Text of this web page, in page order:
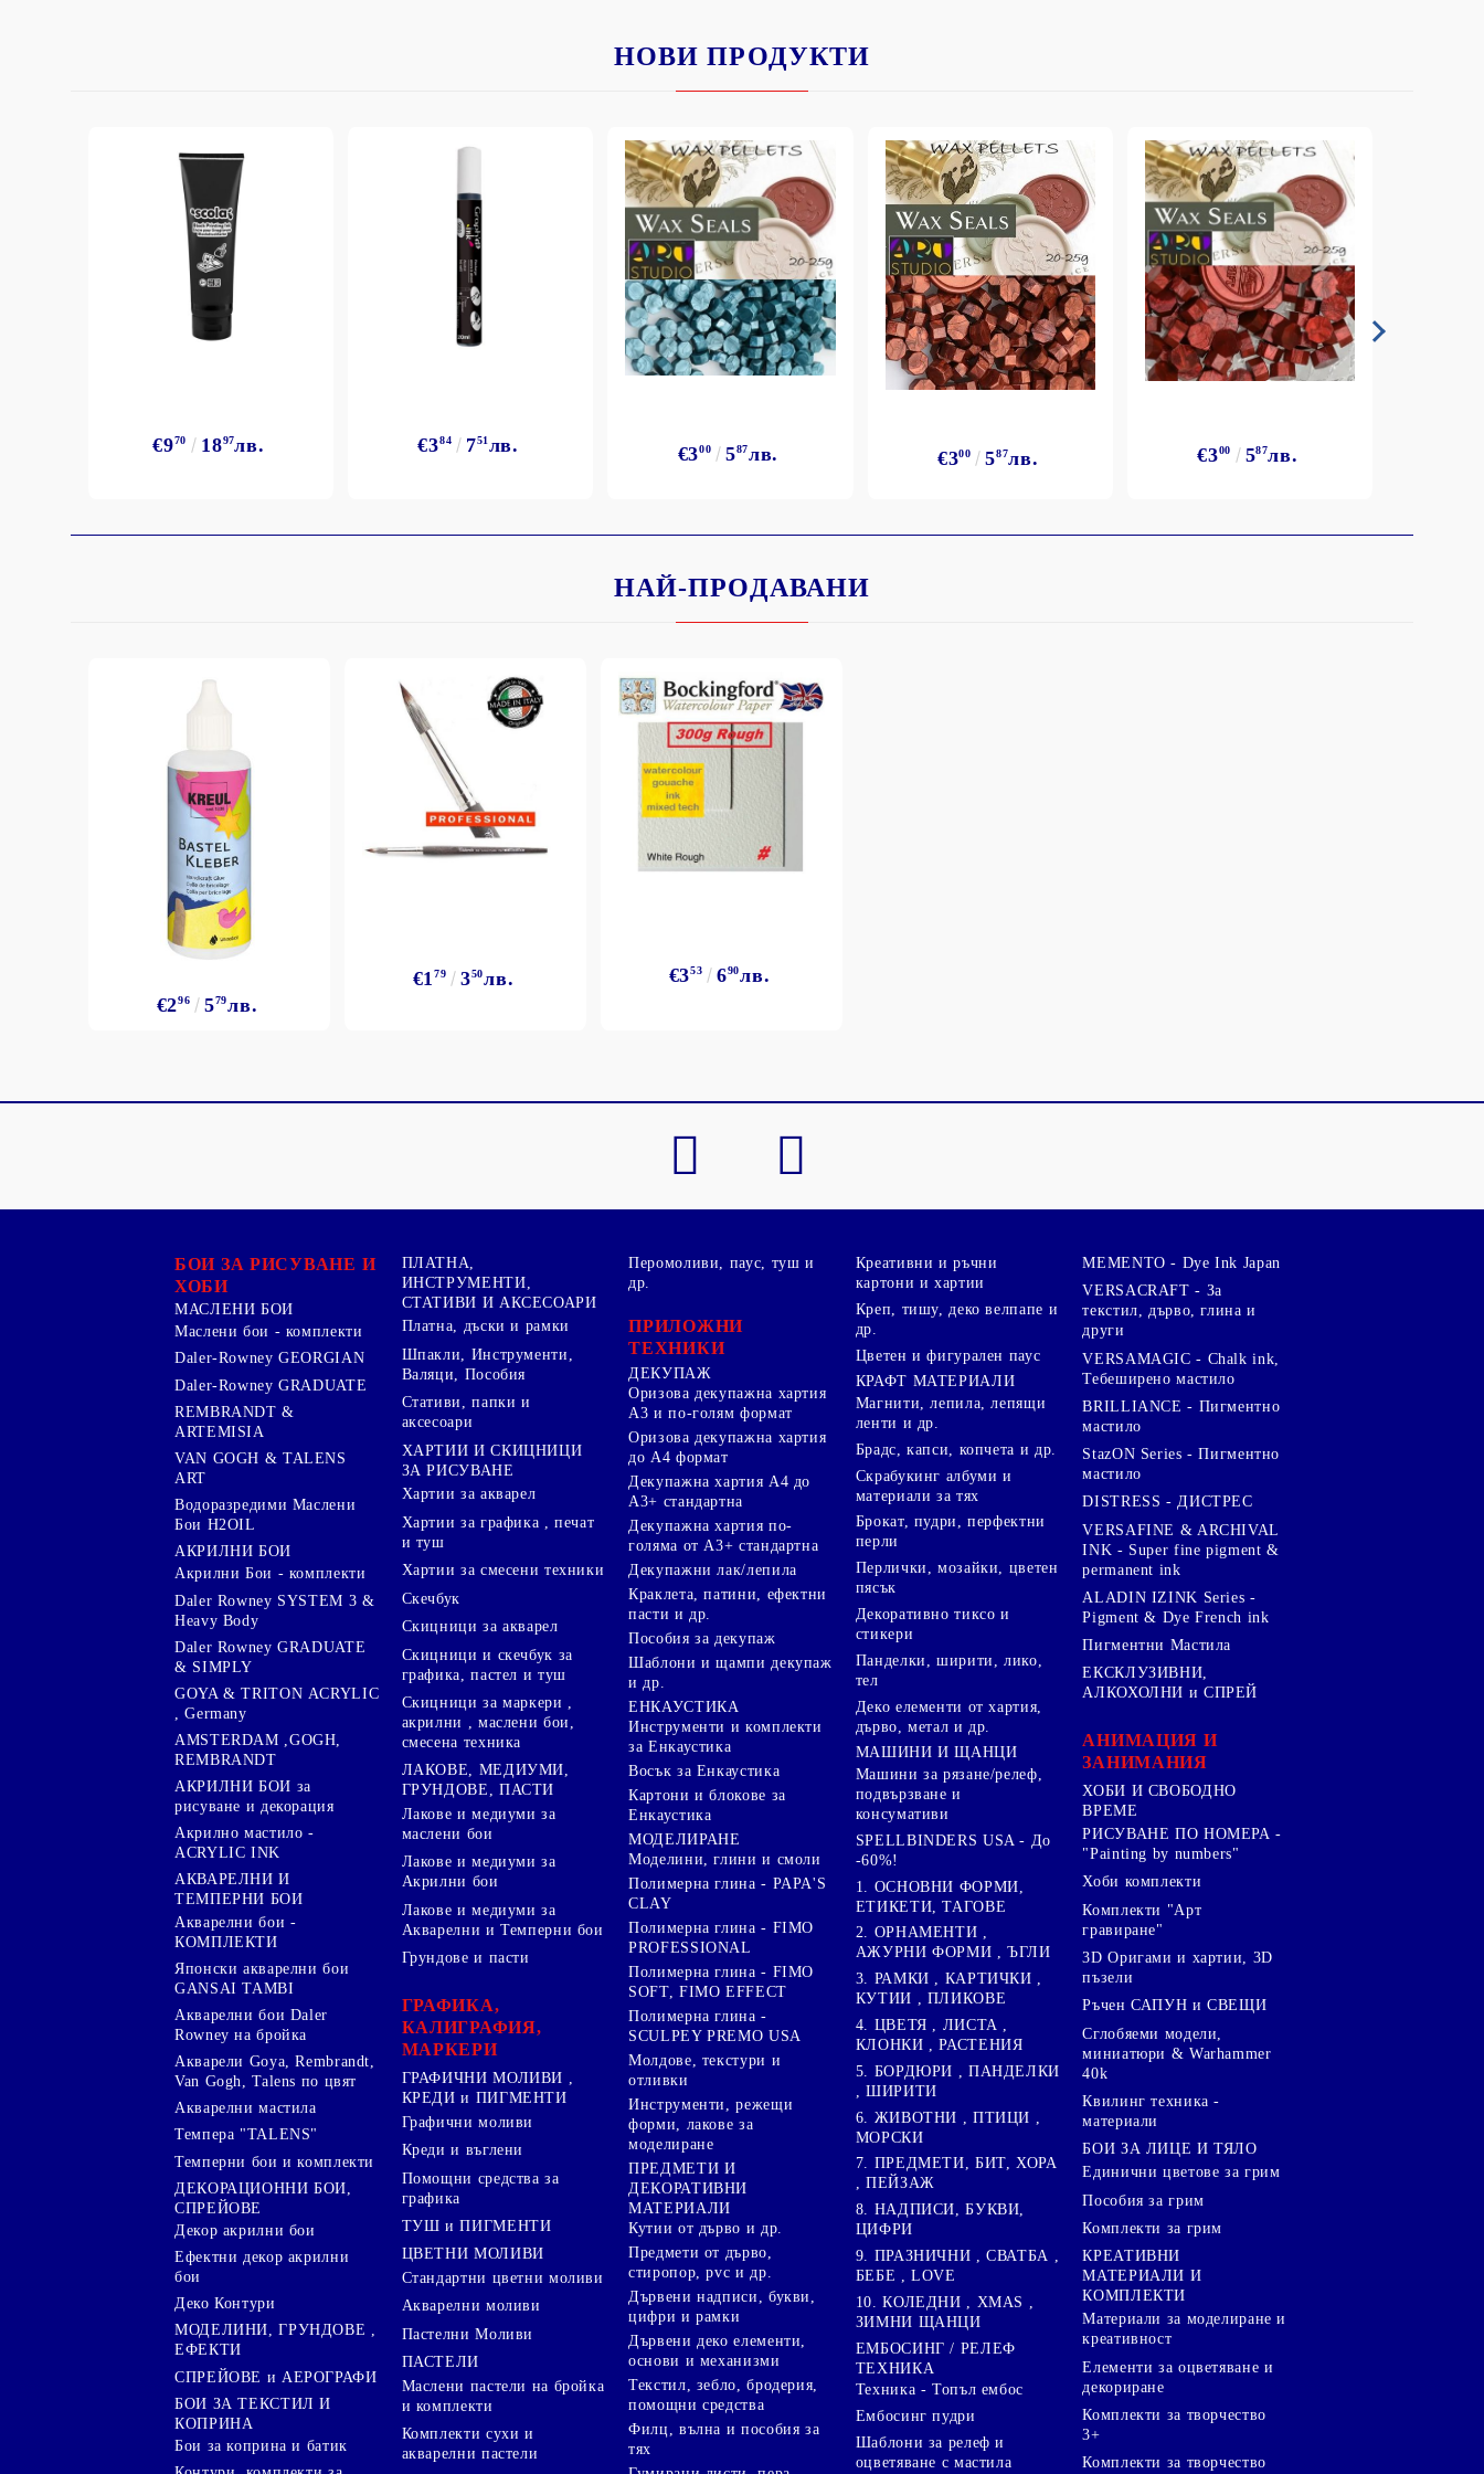
Моят профил
Регистрация
BGN
Пигментни Мастила
ЕКСКЛУЗИВНИ, АЛКОХОЛНИ и
НОВИ ПРОДУКТИ
€970 1897лв. €384 751лв. €300 587лв. €300 587лв. €300 587лв.
НАЙ-ПРОДАВАНИ
€296 579лв.
€179 350лв. €353 690лв.
БОИ ЗА РИСУВАНЕ И
ХОБИ
МАСЛЕНИ БОИ
Маслени бои - комплекти
Daler-Rowney GEORGIAN
Daler-Rowney GRADUATE
REMBRANDT &
ARTEMISIA
VAN GOGH & TALENS
ART
Водоразредими Маслени
Бои H2OIL
АКРИЛНИ БОИ
Акрилни Бои - комплекти
Daler Rowney SYSTEM 3 &
Heavy Body
Daler Rowney GRADUATE
& SIMPLY
GOYA & TRITON АCRYLIC
, Germany
AMSTERDAM ,GOGH,
REMBRANDT
АКРИЛНИ БОИ за
рисуване и декорация
Акрилно мастило -
ACRYLIC INK
АКВАРЕЛНИ И
ТЕМПЕРНИ БОИ
Акварелни бои -
КОМПЛЕКТИ
Японски акварелни бои
GANSAI TAMBI
Акварелни бои Daler
Rowney на бройка
Акварели Goya, Rembrandt,
Van Gogh, Talens по цвят
Акварелни мастила
Темпера "TALENS"
Темперни бои и комплекти
ДЕКОРАЦИОННИ БОИ,
СПРЕЙОВЕ
Декор акрилни бои
Ефектни декор акрилни
бои
Деко Контури
МОДЕЛИНИ, ГРУНДОВЕ ,
ЕФЕКТИ
СПРЕЙОВЕ и АЕРОГРАФИ
БОИ ЗА ТЕКСТИЛ И
КОПРИНА
Бои за коприна и батик
ПЛАТНА,
ИНСТРУМЕНТИ,
СТАТИВИ И АКСЕСОАРИ
Платна, дъски и рамки
Шпакли, Инструменти,
Валяци, Пособия
Стативи, папки и
аксесоари
ХАРТИИ И СКИЦНИЦИ
ЗА РИСУВАНЕ
Хартии за акварел
Хартии за графика , печат
и туш
Хартии за смесени техники
Скечбук
Скицници за акварел
Скицници и скечбук за
графика, пастел и туш
Скицници за маркери ,
акрилни , маслени бои,
смесена техника
ЛАКОВЕ, МЕДИУМИ,
ГРУНДОВЕ, ПАСТИ
Лакове и медиуми за
маслени бои
Лакове и медиуми за
Акрилни бои
Лакове и медиуми за
Акварелни и Темперни бои
Грундове и пасти
ГРАФИКА,
КАЛИГРАФИЯ,
МАРКЕРИ
ГРАФИЧНИ МОЛИВИ ,
КРЕДИ и ПИГМЕНТИ
Графични моливи
Креди и въглени
Помощни средства за
графика
ТУШ и ПИГМЕНТИ
ЦВЕТНИ МОЛИВИ
Стандартни цветни моливи
Акварелни моливи
Пастелни Моливи
ПАСТЕЛИ
Маслени пастели на бройка
и комплекти
Комплекти сухи и
акварелни пастели
Перомоливи, паус, туш и
др.
ПРИЛОЖНИ
ТЕХНИКИ
ДЕКУПАЖ
Оризова декупажна хартия
А3 и по-голям формат
Оризова декупажна хартия
до А4 формат
Декупажна хартия А4 до
А3+ стандартна
Декупажна хартия по-
голяма от А3+ стандартна
Декупажни лак/лепила
Краклета, патини, ефектни
пасти и др.
Пособия за декупаж
Шаблони и щампи декупаж
и др.
ЕНКАУСТИКА
Инструменти и комплекти
за Енкаустика
Восък за Енкаустика
Картони и блокове за
Енкаустика
МОДЕЛИРАНЕ
Моделини, глини и смоли
Полимерна глина - PAPA'S
CLAY
Полимерна глина - FIMO
PROFESSIONAL
Полимерна глина - FIMO
SOFT, FIMO EFFECT
Полимерна глина -
SCULPEY PREMO USA
Молдове, текстури и
отливки
Инструменти, режещи
форми, лакове за
моделиране
ПРЕДМЕТИ И
ДЕКОРАТИВНИ
МАТЕРИАЛИ
Кутии от дърво и др.
Предмети от дърво,
стиропор, pvc и др.
Дървени надписи, букви,
цифри и рамки
Дървени деко елементи,
основи и механизми
Текстил, зебло, бродерия,
помощни средства
Филц, вълна и пособия за
тях
Креативни и ръчни
картони и хартии
Креп, тишу, деко велпапе и
др.
Цветен и фигурален паус
КРАФТ МАТЕРИАЛИ
Магнити, лепила, лепящи
ленти и др.
Брадс, капси, копчета и др.
Скрабукинг албуми и
материали за тях
Брокат, пудри, перфектни
перли
Перлички, мозайки, цветен
пясък
Декоративно тиксо и
стикери
Панделки, ширити, лико,
тел
Деко елементи от хартия,
дърво, метал и др.
МАШИНИ И ЩАНЦИ
Машини за рязане/релеф,
подвързване и
консумативи
SPELLBINDERS USA - До
-60%!
1. ОСНОВНИ ФОРМИ,
ЕТИКЕТИ, ТАГОВЕ
2. ОРНАМЕНТИ ,
АЖУРНИ ФОРМИ , ЪГЛИ
3. РАМКИ , КАРТИЧКИ ,
КУТИИ , ПЛИКОВЕ
4. ЦВЕТЯ , ЛИСТА ,
КЛОНКИ , РАСТЕНИЯ
5. БОРДЮРИ , ПАНДЕЛКИ
, ШИРИТИ
6. ЖИВОТНИ , ПТИЦИ ,
МОРСКИ
7. ПРЕДМЕТИ, БИТ, ХОРА
, ПЕЙЗАЖ
8. НАДПИСИ, БУКВИ,
ЦИФРИ
9. ПРАЗНИЧНИ , СВАТБА ,
БЕБЕ , LOVE
10. КОЛЕДНИ , XMAS ,
ЗИМНИ ЩАНЦИ
ЕМБОСИНГ / РЕЛЕФ
ТЕХНИКА
Техника - Топъл ембос
Ембосинг пудри
Шаблони за релеф и
оцветяване с мастила
MEMENTO - Dye Ink Japan
VERSACRAFT - За
текстил, дърво, глина и
други
VERSAMAGIC - Chalk ink,
Тебеширено мастило
BRILLIANCE - Пигментно
мастило
StazON Series - Пигментно
мастило
DISTRESS - ДИСТРЕС
VERSAFINE & ARCHIVAL
INK - Super fine pigment &
permanent ink
ALADIN IZINK Series -
Pigment & Dye French ink
Пигментни Мастила
ЕКСКЛУЗИВНИ,
АЛКОХОЛНИ и СПРЕЙ
АНИМАЦИЯ И
ЗАНИМАНИЯ
ХОБИ И СВОБОДНО
ВРЕМЕ
РИСУВАНЕ ПО НОМЕРА -
"Painting by numbers"
Хоби комплекти
Комплекти "Арт
гравиране"
3D Оригами и хартии, 3D
пъзели
Ръчен САПУН и СВЕЩИ
Сглобяеми модели,
миниатюри & Warhammer
40k
Квилинг техника -
материали
БОИ ЗА ЛИЦЕ И ТЯЛО
Единични цветове за грим
Пособия за грим
Комплекти за грим
КРЕАТИВНИ
МАТЕРИАЛИ И
КОМПЛЕКТИ
Mатериали за моделиране и
креативност
Елементи за оцветяване и
декориране
Комплекти за творчество
3+
Комплекти за творчество